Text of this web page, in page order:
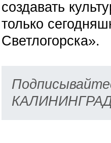
создавать
только
Светлогорска».